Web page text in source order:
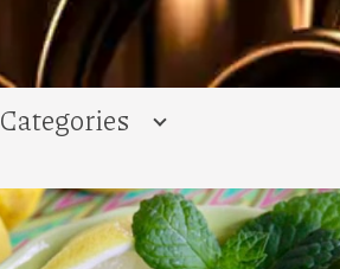
Categories
Main Courses Pies and Dough